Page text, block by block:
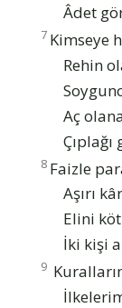
Âdet
7 Kimseye
Rehin
Aç
8 Faizle
Aşırı
Elini
İki kişi
9